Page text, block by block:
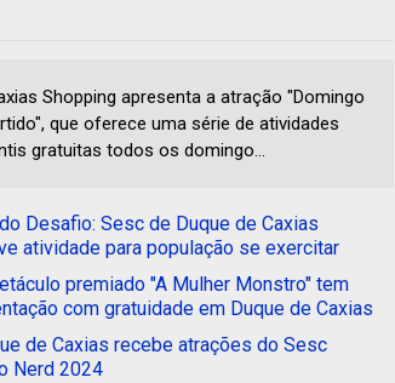
Shopping apresenta a atração "Domingo
que oferece uma série de atividades
gratuitas todos os domingo...
Desafio: Sesc de Duque de Caxias
atividade para população se exercitar
premiado "A Mulher Monstro" tem
com gratuidade em Duque de Caxias
de Caxias recebe atrações do Sesc
Nerd 2024